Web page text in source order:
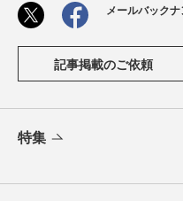
メールバック
記事掲載のご依頼
特集